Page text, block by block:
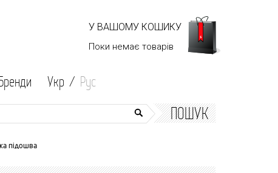
У ВАШОМУ КОШИКУ
Поки немає товарів
Укр / Рус
ПОШУК
підошва